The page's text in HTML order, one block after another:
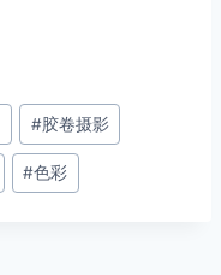
#胶卷摄影
#色彩